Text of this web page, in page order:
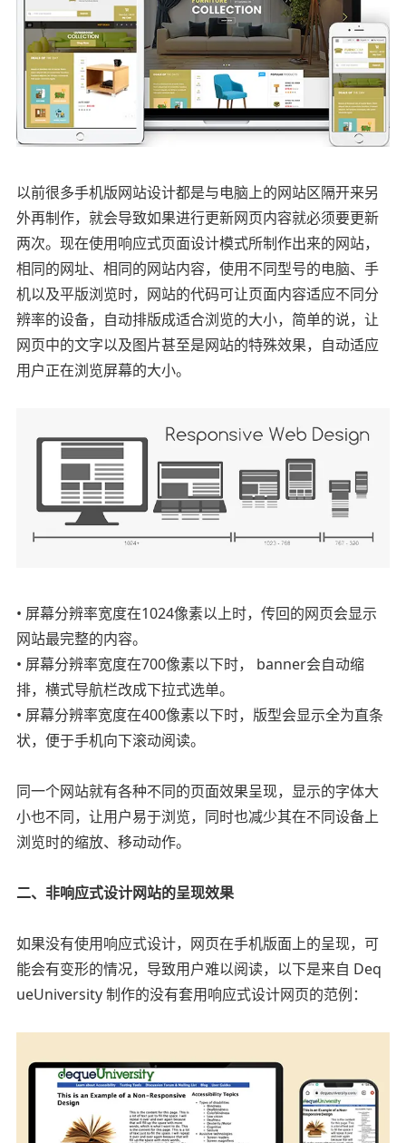
以前很多手机版网站设计都是与电脑上的网站区隔开来另
外再制作，就会导致如果进行更新网页内容就必须要更新
两次。现在使用响应式页面设计模式所制作出来的网站，
相同的网址、相同的网站内容，使用不同型号的电脑、手
机以及平版浏览时，网站的代码可让页面内容适应不同分
辨率的设备，自动排版成适合浏览的大小，简单的说，让
网页中的文字以及图片甚至是网站的特殊效果，自动适应
用户正在浏览屏幕的大小。
• 屏幕分辨率宽度在1024像素以上时，传回的网页会显示
网站最完整的内容。
• 屏幕分辨率宽度在700像素以下时， banner会自动缩
排，横式导航栏改成下拉式选单。
• 屏幕分辨率宽度在400像素以下时，版型会显示全为直条
状，便于手机向下滚动阅读。
同一个网站就有各种不同的页面效果呈现，显示的字体大
小也不同，让用户易于浏览，同时也减少其在不同设备上
浏览时的缩放、移动动作。
二、非响应式设计网站的呈现效果
如果没有使用响应式设计，网页在手机版面上的呈现，可
能会有变形的情况，导致用户难以阅读，以下是来自 Deq
ueUniversity 制作的没有套用响应式设计网页的范例：